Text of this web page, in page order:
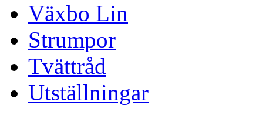
Växbo Lin
Strumpor
Tvättråd
Utställningar